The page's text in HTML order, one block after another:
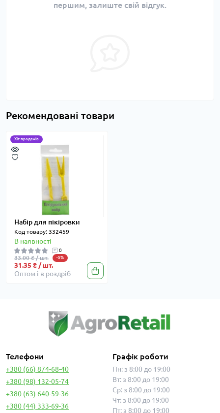
першим, залиште свій відгук.
Рекомендовані товари
Хіт продажів
Набір для пікіровки
Код товару: 332459
В наявності
0
33.00 ₴ / шт. -5%
31.35 ₴ / шт.
Оптом і в роздріб
Телефони
+380 (66) 874-68-40
+380 (98) 132-05-74
+380 (63) 640-59-36
+380 (44) 333-69-36
Графік роботи
Пн: з 8:00 до 19:00
Вт: з 8:00 до 19:00
Ср: з 8:00 до 19:00
Чт: з 8:00 до 19:00
Пт: з 8:00 до 19:00